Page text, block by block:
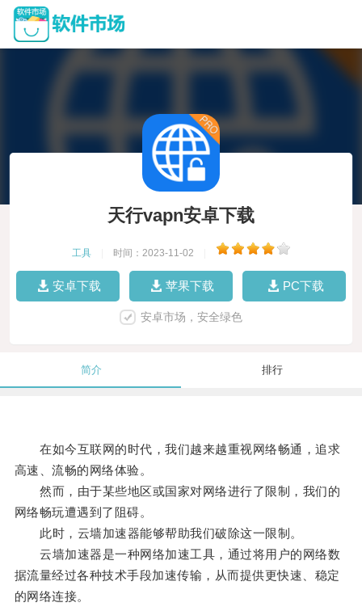
天行vapn安卓下载
工具 时间：2023-11-02
安卓下载 苹果下载 PC下载
安卓市场，安全绿色
简介 排行
在如今互联网的时代，我们越来越重视网络畅通，追求
高速、流畅的网络体验。
然而，由于某些地区或国家对网络进行了限制，我们的
网络畅玩遭遇到了阻碍。
此时，云墙加速器能够帮助我们破除这一限制。
云墙加速器是一种网络加速工具，通过将用户的网络数
据流量经过各种技术手段加速传输，从而提供更快速、稳定
的网络连接。